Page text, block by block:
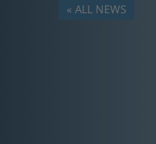
« ALL NEWS